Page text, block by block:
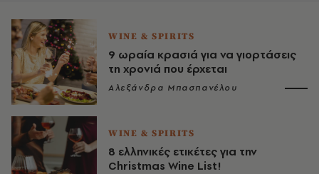
WINE & SPIRITS
9 ωραία κρασιά για να γιορτάσεις
τη χρονιά που έρχεται
Αλεξάνδρα Μπασπανέλου
WINE & SPIRITS
8 ελληνικές ετικέτες για την
Christmas Wine List!